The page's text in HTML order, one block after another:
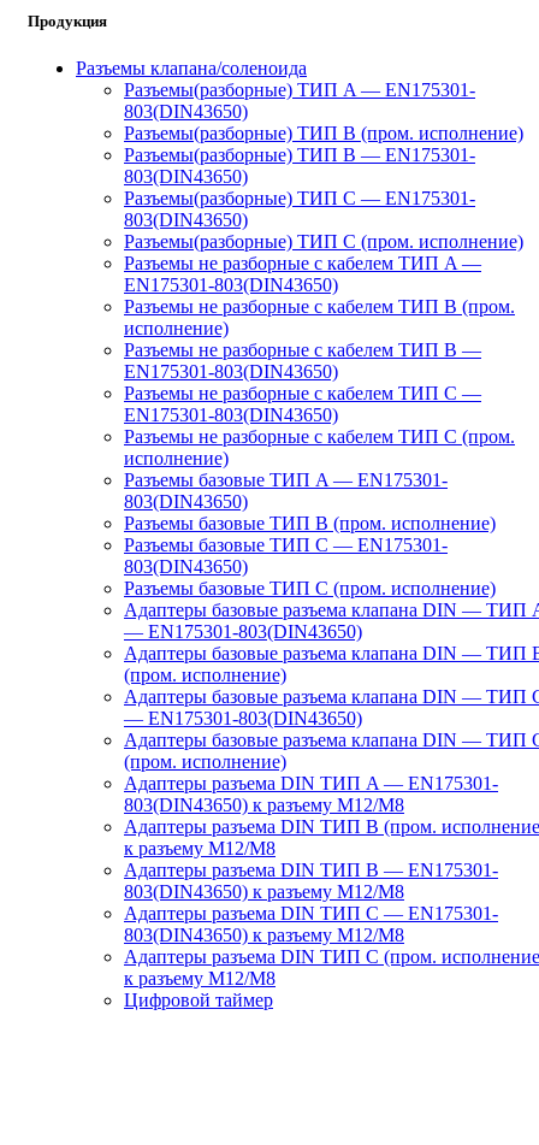
Продукция
Разъемы клапана/соленоида
Разъемы(разборные) ТИП A — EN175301-
803(DIN43650)
Разъемы(разборные) ТИП В (пром. исполнение)
Разъемы(разборные) ТИП B — EN175301-
803(DIN43650)
Разъемы(разборные) ТИП C — EN175301-
803(DIN43650)
Разъемы(разборные) ТИП С (пром. исполнение)
Разъемы не разборные с кабелем ТИП A —
EN175301-803(DIN43650)
Разъемы не разборные с кабелем ТИП B (пром.
исполнение)
Разъемы не разборные с кабелем ТИП B —
EN175301-803(DIN43650)
Разъемы не разборные с кабелем ТИП C —
EN175301-803(DIN43650)
Разъемы не разборные с кабелем ТИП C (пром.
исполнение)
Разъемы базовые ТИП A — EN175301-
803(DIN43650)
Разъемы базовые ТИП В (пром. исполнение)
Разъемы базовые ТИП C — EN175301-
803(DIN43650)
Разъемы базовые ТИП C (пром. исполнение)
Адаптеры базовые разъема клапана DIN — ТИП
— EN175301-803(DIN43650)
Адаптеры базовые разъема клапана DIN — ТИП
(пром. исполнение)
Адаптеры базовые разъема клапана DIN — ТИП
— EN175301-803(DIN43650)
Адаптеры базовые разъема клапана DIN — ТИП
(пром. исполнение)
Адаптеры разъема DIN ТИП A — EN175301-
803(DIN43650) к разъему M12/M8
Адаптеры разъема DIN ТИП B (пром.
к разъему M12/M8
Адаптеры разъема DIN ТИП B — EN175301-
803(DIN43650) к разъему M12/M8
Адаптеры разъема DIN ТИП C — EN175301-
803(DIN43650) к разъему M12/M8
Адаптеры разъема DIN ТИП C (пром.
к разъему M12/M8
Цифровой таймер